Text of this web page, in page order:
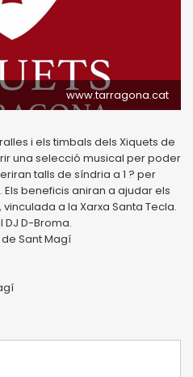
www.tarragona.cat
i els timbals dels Xiquets de
una selecció musical per poder
talls de síndria a 1 ? per
beneficis aniran a ajudar els
a la Xarxa Santa Tecla.
D-Broma.
Sant Magí